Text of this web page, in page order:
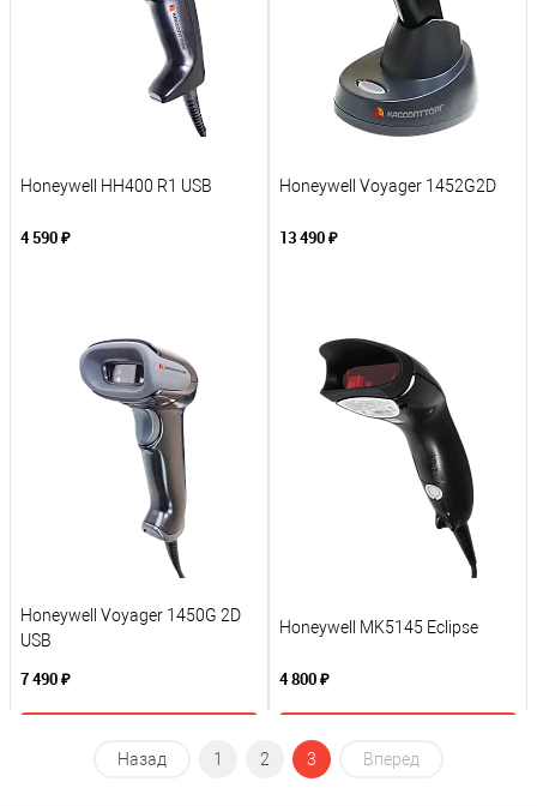
Honeywell HH400 R1 USB
4 590 ₽
К сравнению
В избранное
Honeywell Voyager 1452G2D
13 490 ₽
К сравнению
В избранное
Honeywell Voyager 1450G 2D
USB
7 490 ₽
В корзину
Honeywell MK5145 Eclipse
4 800 ₽
Назад 1 2 3 Вперед